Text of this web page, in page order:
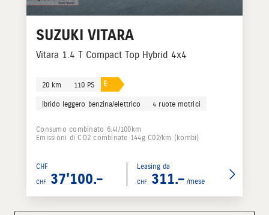
SUZUKI VITARA
Vitara 1.4 T Compact Top Hybrid 4x4
20 km 110 PS E
Ibrido leggero benzina/elettrico 4 ruote motrici
Consumo combinato 6.4l/100km
Emissioni di CO2 combinate 144g C02/km (kombi)
CHF
CHF 37'100.–
Leasing da
CHF 311.– /mese